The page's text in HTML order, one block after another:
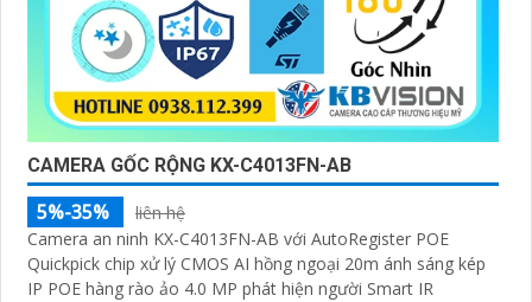
CAMERA GỐC RỘNG KX-C4013FN-AB
5%-35%
liên hệ
Camera an ninh KX-C4013FN-AB với AutoRegister POE
Quickpick chip xử lý CMOS AI hồng ngoại 20m ánh sáng kép
IP POE hàng rào ảo 4.0 MP phát hiện người Smart IR